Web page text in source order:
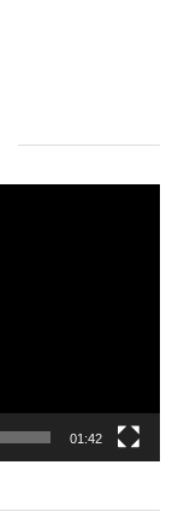
01:42